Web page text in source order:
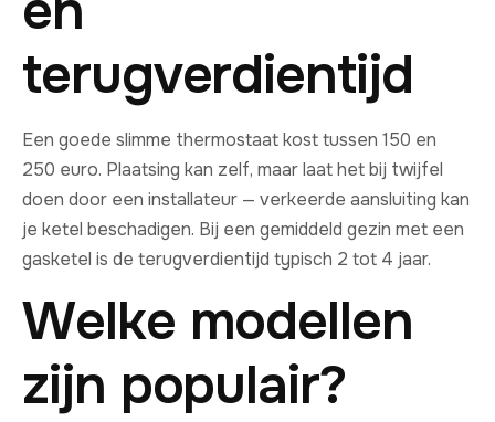
terugverdientijd
Een goede slimme thermostaat kost tussen 150 en
250 euro. Plaatsing kan zelf, maar laat het bij twijfel
doen door een installateur — verkeerde aansluiting kan
je ketel beschadigen. Bij een gemiddeld gezin met een
gasketel is de terugverdientijd typisch 2 tot 4 jaar.
Welke modellen
zijn populair?